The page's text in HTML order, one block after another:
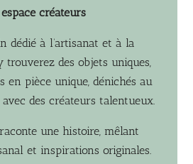
créateurs
dédié à l’artisanat et à la
trouverez des objets uniques,
en pièce unique, dénichés au
des créateurs talentueux.
une histoire, mêlant
et inspirations originales.